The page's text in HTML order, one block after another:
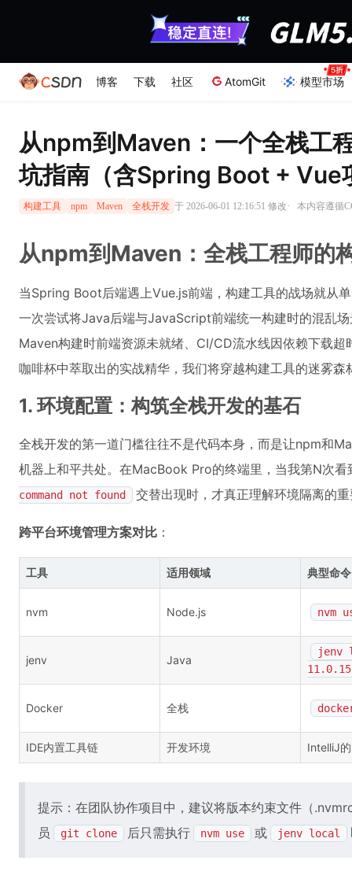
博客 下载 社区 AtomGit 模型市场
从npm到Maven：一个全栈工
坑指南（含Spring Boot + Vue
构建工具 npm Maven 全栈开发 于 2026-06-01 12:16:51 修改· 本内容遵循
从npm到Maven：全栈工程师的
当Spring Boot后端遇上Vue.js前端，构建工具的战场就从
一次尝试将Java后端与JavaScript前端统一构建时的混乱
Maven构建时前端资源未就绪、CI/CD流水线因依赖下载
咖啡杯中萃取出的实战精华，我们将穿越构建工具的迷雾
1. 环境配置：构筑全栈开发的基石
全栈开发的第一道门槛往往不是代码本身，而是让npm和
机器上和平共处。在MacBook Pro的终端里，当我第N次看
command not found 交替出现时，才真正理解环境隔离的
跨平台环境管理方案对比 ：
工具 适用领域 典型命令
nvm Node.js nvm
jenv Java
jenv
11.0.15
Docker 全栈
IDE内置工具链 开发环境 IntelliJ
提示：在团队协作项目中，建议将版本约束文件（
员
git clone 后只需执行 nvm use 或 jenv local